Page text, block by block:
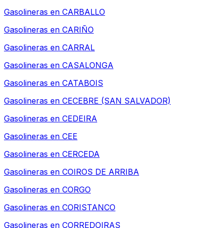
Gasolineras en CARBALLO
Gasolineras en CARIÑO
Gasolineras en CARRAL
Gasolineras en CASALONGA
Gasolineras en CATABOIS
Gasolineras en CECEBRE (SAN SALVADOR)
Gasolineras en CEDEIRA
Gasolineras en CEE
Gasolineras en CERCEDA
Gasolineras en COIROS DE ARRIBA
Gasolineras en CORGO
Gasolineras en CORISTANCO
Gasolineras en CORREDOIRAS